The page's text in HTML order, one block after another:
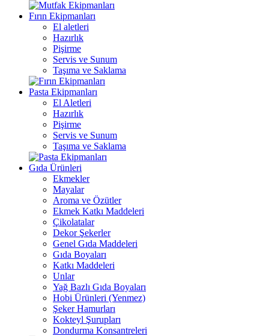
Fırın Ekipmanları
El aletleri
Hazırlık
Pişirme
Servis ve Sunum
Taşıma ve Saklama
Pasta Ekipmanları
El Aletleri
Hazırlık
Pişirme
Servis ve Sunum
Taşıma ve Saklama
Gıda Ürünleri
Ekmekler
Mayalar
Aroma ve Özütler
Ekmek Katkı Maddeleri
Çikolatalar
Dekor Şekerler
Genel Gıda Maddeleri
Gıda Boyaları
Katkı Maddeleri
Unlar
Yağ Bazlı Gıda Boyaları
Hobi Ürünleri (Yenmez)
Şeker Hamurları
Kokteyl Şurupları
Dondurma Konsantreleri